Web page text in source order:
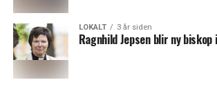
LOKALT 3 år siden
Ragnhild Jepsen blir ny